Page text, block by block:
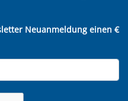
Neuanmeldung einen €